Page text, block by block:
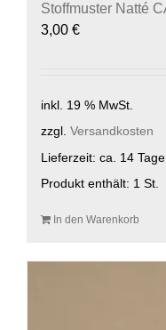
Stoffmuster Natté
3,00 €
inkl. 19 % MwSt.
zzgl. Versandkosten
Lieferzeit: ca. 14 Tage
Produkt enthält: 1 St.
In den Warenkorb